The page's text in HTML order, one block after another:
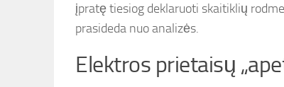
įpratę tiesiog deklaruoti skaitiklių
prasideda nuo analizės.
Elektros prietaisų